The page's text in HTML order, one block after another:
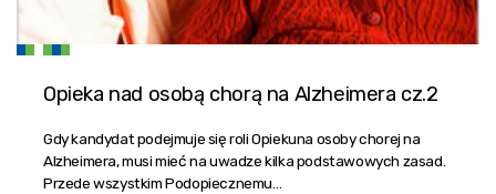
Opieka nad osobą chorą na Alzheimera cz.2
Gdy kandydat podejmuje się roli Opiekuna osoby chorej na
Alzheimera, musi mieć na uwadze kilka podstawowych zasad.
Przede wszystkim Podopiecznemu…